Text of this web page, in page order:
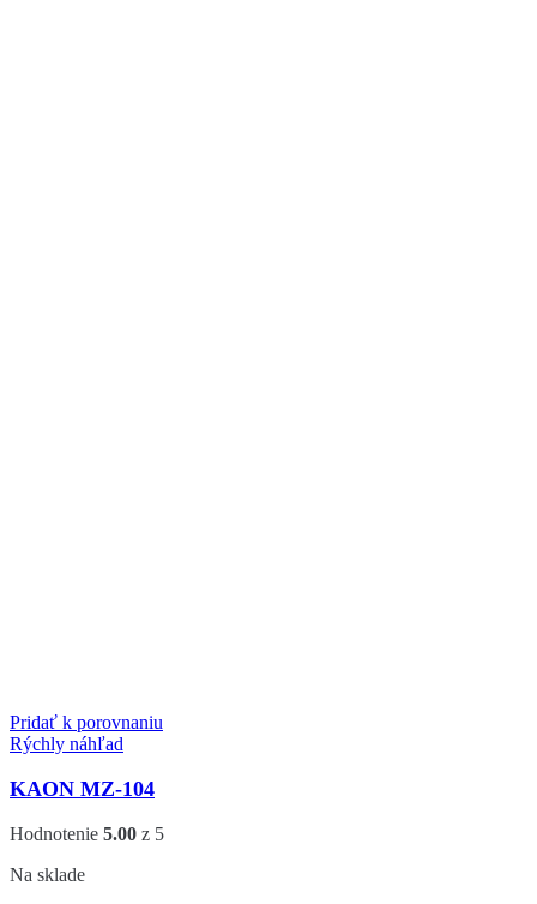
Pridať k porovnaniu
Rýchly náhľad
KAON MZ-104
Hodnotenie 5.00 z 5
Na sklade